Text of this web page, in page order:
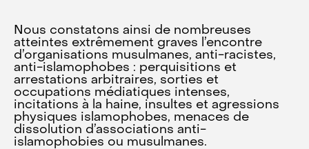
Nous constatons ainsi de nombreuses
atteintes extrêmement graves l’encontre
d’organisations musulmanes, anti-racistes,
anti-islamophobes : perquisitions et
arrestations arbitraires, sorties et
occupations médiatiques intenses,
incitations à la haine, insultes et agressions
physiques islamophobes, menaces de
dissolution d’associations anti-
islamophobies ou musulmanes.